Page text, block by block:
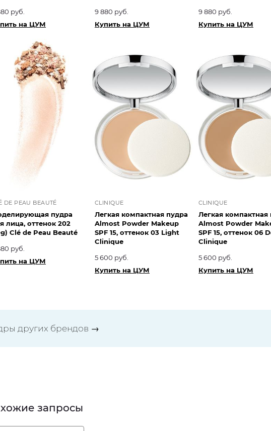
руб.
на ЦУМ
9 880 руб.
Купить на ЦУМ
9 880 руб.
Купить на ЦУМ
DE PEAU BEAUTÉ
пудра
лица, оттенок 202
Clé de Peau Beauté
руб.
на ЦУМ
CLINIQUE
Легкая компактная пудра
Almost Powder Makeup
SPF 15, оттенок 03 Light
Clinique
5 600 руб.
Купить на ЦУМ
CLINIQUE
Легкая компактная
Almost Powder
SPF 15, оттенок 06
Clinique
5 600 руб.
Купить на ЦУМ
других брендов →
запросы